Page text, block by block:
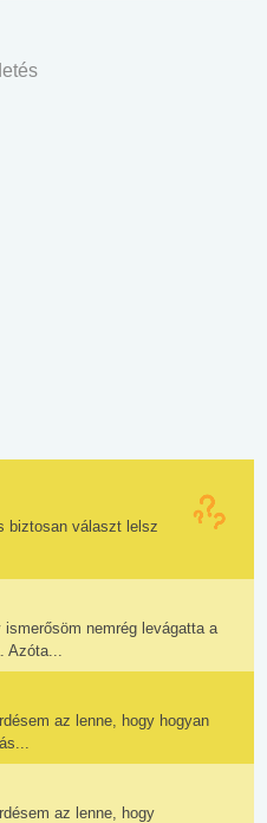
biztosan választ lelsz
nemrég levágatta a
az lenne, hogy hogyan
az lenne, hogy